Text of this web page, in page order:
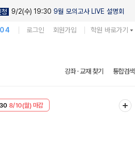
청 9/2(수) 19:30 9월 모의고사 LIVE 설명회
로그인 회원가입 학원 바로가기
강좌 · 교재 찾기 통합검색
8/10(월) 마감